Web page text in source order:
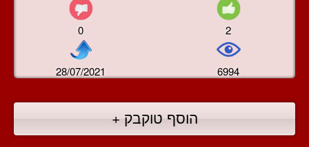
0 2
28/07/2021 6994
הוסף טוקבק +